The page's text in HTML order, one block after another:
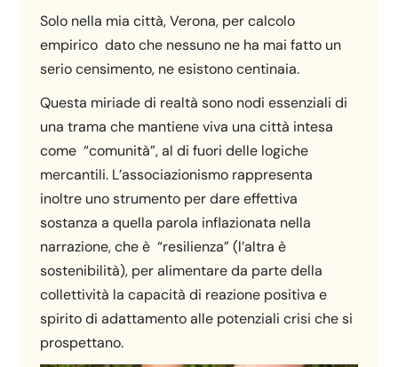
Solo nella mia città, Verona, per calcolo
empirico dato che nessuno ne ha mai fatto un
serio censimento, ne esistono centinaia.
Questa miriade di realtà sono nodi essenziali di
una trama che mantiene viva una città intesa
come “comunità”, al di fuori delle logiche
mercantili. L’associazionismo rappresenta
inoltre uno strumento per dare effettiva
sostanza a quella parola inflazionata nella
narrazione, che è “resilienza” (l’altra è
sostenibilità), per alimentare da parte della
collettività la capacità di reazione positiva e
spirito di adattamento alle potenziali crisi che si
prospettano.